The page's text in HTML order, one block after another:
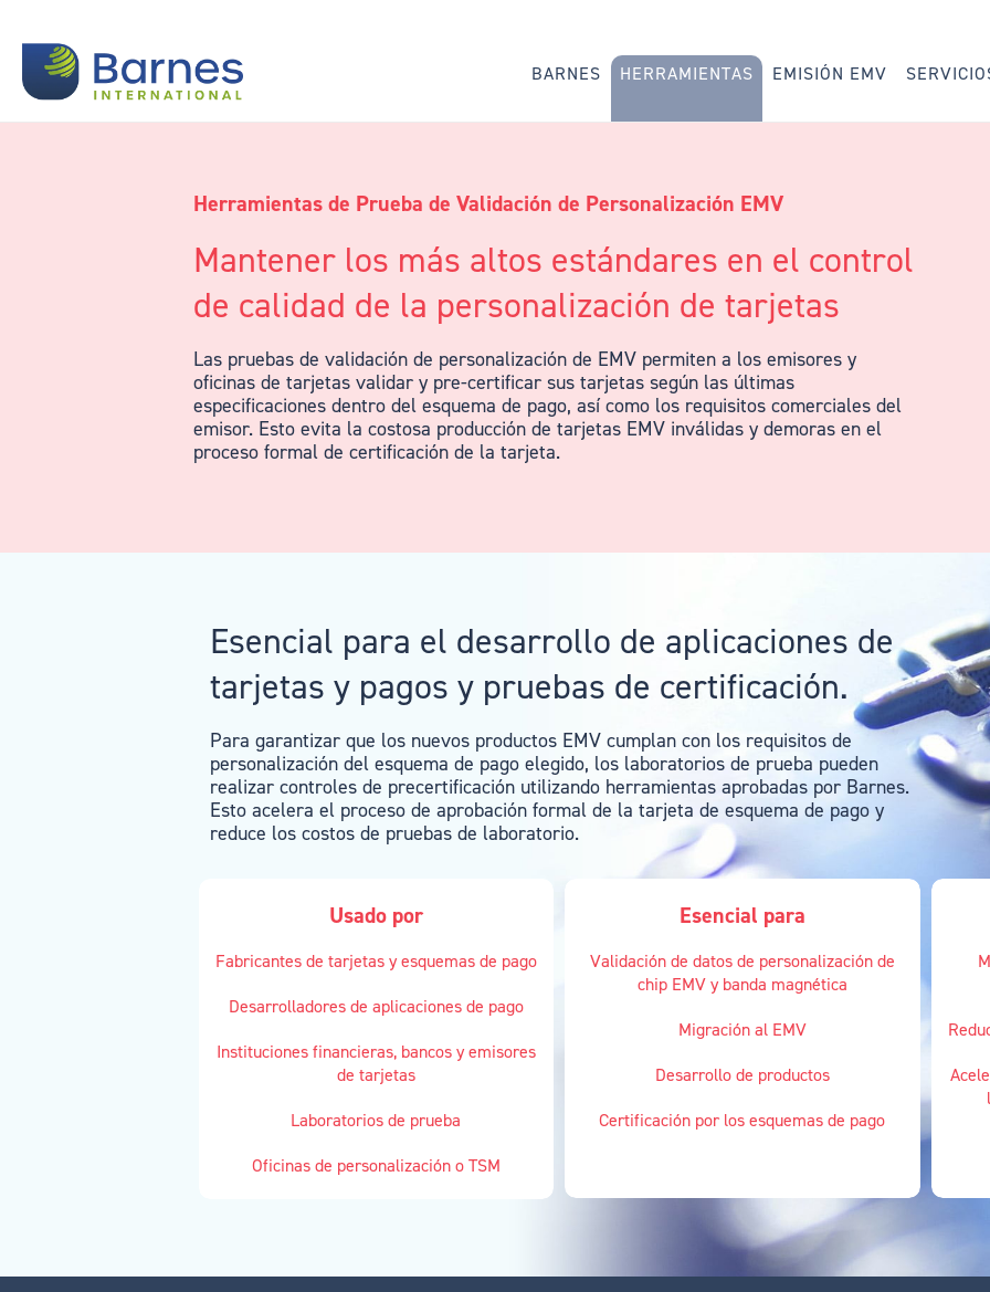
BARNES HERRAMIENTAS EMISIÓN EMV
Herramientas de Prueba de Validación de Personalización EMV
Mantener los más altos estándares en el control
de calidad de la personalización de tarjetas
Las pruebas de validación de personalización de EMV permiten a los emisores y
oficinas de tarjetas validar y pre-certificar sus tarjetas según las últimas
especificaciones dentro del esquema de pago, así como los requisitos comerciales del
emisor. Esto evita la costosa producción de tarjetas EMV inválidas y demoras en el
proceso formal de certificación de la tarjeta.
Esencial para el desarrollo de aplicaciones de
tarjetas y pagos y pruebas de certificación.
Para garantizar que los nuevos productos EMV cumplan con los requisitos de
personalización del esquema de pago elegido, los laboratorios de prueba pueden
realizar controles de precertificación utilizando herramientas aprobadas por Barnes.
Esto acelera el proceso de aprobación formal de la tarjeta de esquema de pago y
reduce los costos de pruebas de laboratorio.
Usado por
Fabricantes de tarjetas y esquemas de pago
Desarrolladores de aplicaciones de pago
Instituciones financieras, bancos y emisores
de tarjetas
Laboratorios de prueba
Oficinas de personalización o TSM
Esencial para
Validación de datos de personalización de
chip EMV y banda magnética
Migración al EMV
Desarrollo de productos
Certificación por los esquemas de pago